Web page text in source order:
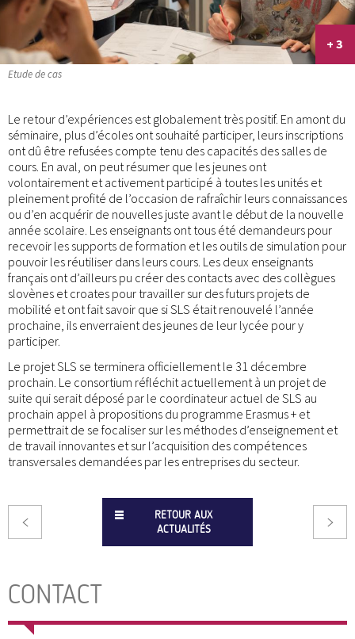
Etude de cas
+ 3
Le retour d’expériences est globalement très positif. En amont du
séminaire, plus d’écoles ont souhaité participer, leurs inscriptions
ont dû être refusées compte tenu des capacités des salles de
cours. En aval, on peut résumer que les jeunes ont
volontairement et activement participé à toutes les unités et
pleinement profité de l’occasion de rafraîchir leurs connaissances
ou d’en acquérir de nouvelles juste avant le début de la nouvelle
année scolaire. Les enseignants ont tous été demandeurs pour
recevoir les supports de formation et les outils de simulation pour
pouvoir les réutiliser dans leurs cours. Les deux enseignants
français ont d’ailleurs pu créer des contacts avec des collègues
slovènes et croates pour travailler sur des futurs projets de
mobilité et ont fait savoir que si SLS était renouvelé l’année
prochaine, ils enverraient des jeunes de leur lycée pour y
participer.
Le projet SLS se terminera officiellement le 31 décembre
prochain. Le consortium réfléchit actuellement à un projet de
suite qui serait déposé par le coordinateur actuel de SLS au
prochain appel à propositions du programme Erasmus + et
permettrait de se focaliser sur les méthodes d’enseignement et
de travail innovantes et sur l’acquisition des compétences
transversales demandées par les entreprises du secteur.
RETOUR AUX
ACTUALITÉS
CONTACT